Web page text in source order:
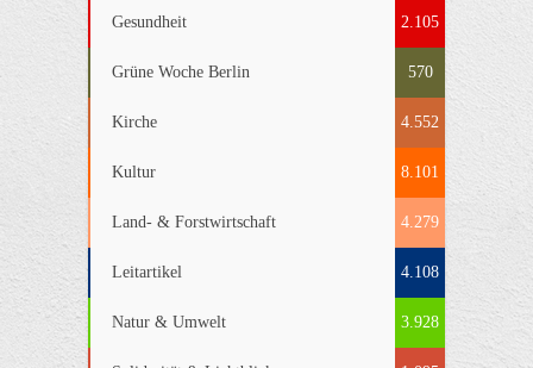
Gesundheit 2.105
Grüne Woche Berlin 570
Kirche 4.552
Kultur 8.101
Land- & Forstwirtschaft 4.279
Leitartikel 4.108
Natur & Umwelt 3.928